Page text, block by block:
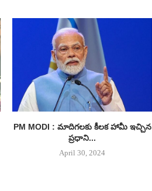
PM MODI : మాదిగలకు కీలక హామీ ఇచ్చిన
ప్రధాని...
April 30, 2024